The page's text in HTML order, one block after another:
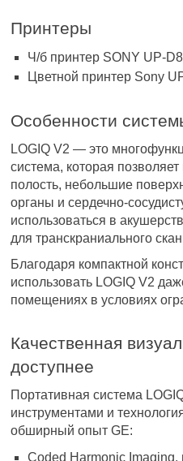
Принтеры
Ч/б принтер SONY UP-
Цветной принтер Sony
Особенности
LOGIQ V2 — это
система, которая
полость, небольшие
органы и сердечно-
использоваться в
для транскраниального
Благодаря компактной
использовать LOGIQ V2
помещениях в условиях
Качественная
доступнее
Портативная система
инструментами и
обширный опыт GE:
Coded Harmonic Imaging,